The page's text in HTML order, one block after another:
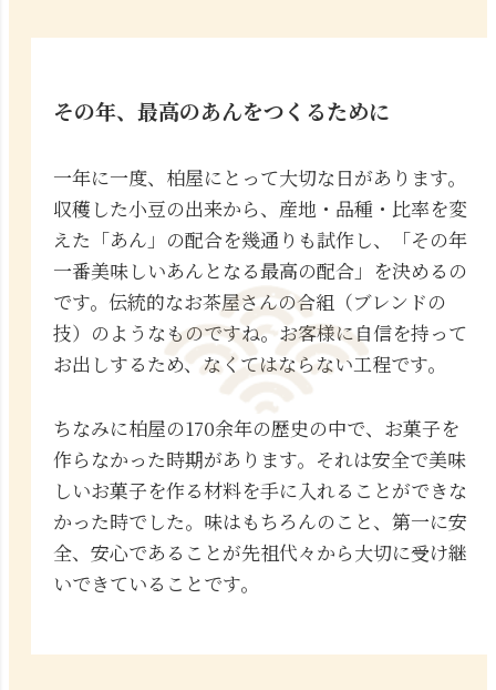
その年、最高のあんをつくるために
一年に一度、柏屋にとって大切な日があります。
収穫した小豆の出来から、産地・品種・比率を変
えた「あん」の配合を幾通りも試作し、「その年
一番美味しいあんとなる最高の配合」を決めるの
です。伝統的なお茶屋さんの合組（ブレンドの
技）のようなものですね。お客様に自信を持って
お出しするため、なくてはならない工程です。
ちなみに柏屋の170余年の歴史の中で、お菓子を
作らなかった時期があります。それは安全で美味
しいお菓子を作る材料を手に入れることができな
かった時でした。味はもちろんのこと、第一に安
全、安心であることが先祖代々から大切に受け継
いできていることです。